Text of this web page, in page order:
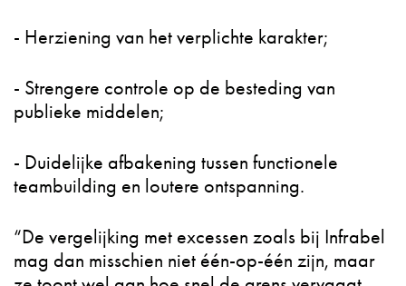
- Herziening van het verplichte karakter;
- Strengere controle op de besteding van
publieke middelen;
- Duidelijke afbakening tussen functionele
teambuilding en loutere ontspanning.
“De vergelijking met excessen zoals bij Infrabel
mag dan misschien niet één-op-één zijn, maar